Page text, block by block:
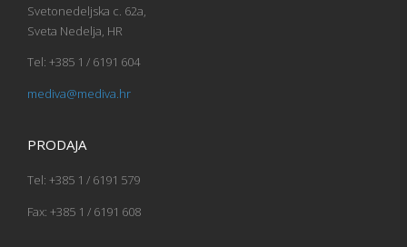
Svetonedeljska c. 62a,
Sveta Nedelja, HR
Tel: +385 1 / 6191 604
mediva@mediva.hr
PRODAJA
Tel: +385 1 / 6191 579
Fax: +385 1 / 6191 608